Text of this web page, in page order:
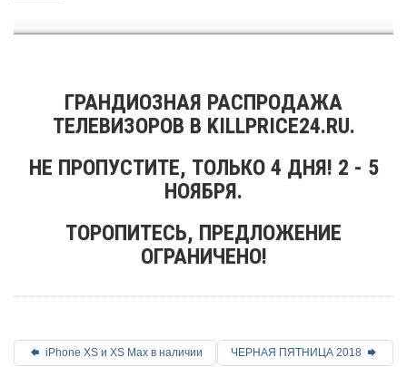
ГРАНДИОЗНАЯ РАСПРОДАЖА
ТЕЛЕВИЗОРОВ В KILLPRICE24.RU.
НЕ ПРОПУСТИТЕ, ТОЛЬКО 4 ДНЯ! 2 - 5
НОЯБРЯ.
ТОРОПИТЕСЬ, ПРЕДЛОЖЕНИЕ
ОГРАНИЧЕНО!
iPhone XS и XS Max в наличии ЧЕРНАЯ ПЯТНИЦА 2018